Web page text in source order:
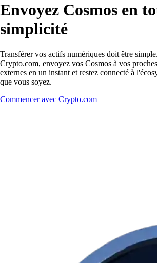
Envoyez Cosmos en
simplicité
Transférer vos actifs numériques doit être
Crypto.com, envoyez vos Cosmos à vos
externes en un instant et restez connecté à
que vous soyez.
Commencer avec Crypto.com